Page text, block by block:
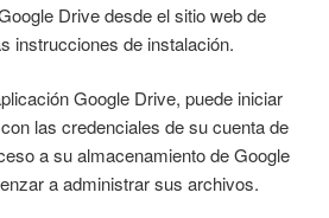
Drive desde el sitio web de
instrucciones de instalación.
Google Drive, puede iniciar
las credenciales de su cuenta de
a su almacenamiento de Google
a administrar sus archivos.